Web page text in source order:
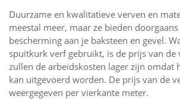
Duurzame en kwalitatieve verven en
meestal meer, maar ze bieden
bescherming aan je baksteen en gevel.
spuitkurk verf gebruikt, is de prijs van de
zullen de arbeidskosten lager zijn omdat
kan uitgevoerd worden. De prijs van de
weergegeven per vierkante meter.